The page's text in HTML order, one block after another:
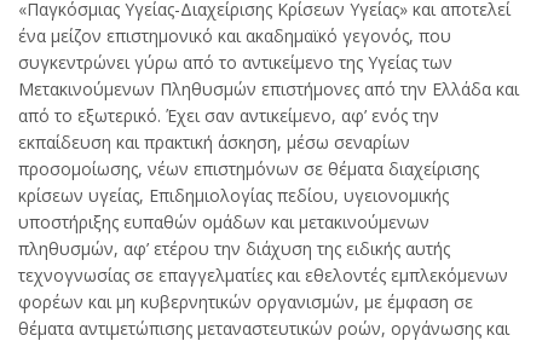
«Παγκόσμιας Υγείας-Διαχείρισης Κρίσεων Υγείας» και αποτελεί
ένα μείζον επιστημονικό και ακαδημαϊκό γεγονός, που
συγκεντρώνει γύρω από το αντικείμενο της Υγείας των
Μετακινούμενων Πληθυσμών επιστήμονες από την Ελλάδα και
από το εξωτερικό. Έχει σαν αντικείμενο, αφ’ ενός την
εκπαίδευση και πρακτική άσκηση, μέσω σεναρίων
προσομοίωσης, νέων επιστημόνων σε θέματα διαχείρισης
κρίσεων υγείας, Επιδημιολογίας πεδίου, υγειονομικής
υποστήριξης ευπαθών ομάδων και μετακινούμενων
πληθυσμών, αφ’ ετέρου την διάχυση της ειδικής αυτής
τεχνογνωσίας σε επαγγελματίες και εθελοντές εμπλεκόμενων
φορέων και μη κυβερνητικών οργανισμών, με έμφαση σε
θέματα αντιμετώπισης μεταναστευτικών ροών, οργάνωσης και